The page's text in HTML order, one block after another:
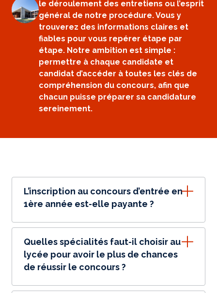
le déroulement des entretiens ou l’esprit
général de notre procédure. Vous y
trouverez des informations claires et
fiables pour vous repérer étape par
étape. Notre ambition est simple :
permettre à chaque candidate et
candidat d’accéder à toutes les clés de
compréhension du concours, afin que
chacun puisse préparer sa candidature
sereinement.
L’inscription au concours d’entrée en
1ère année est-elle payante ?
Quelles spécialités faut-il choisir au
lycée pour avoir le plus de chances
de réussir le concours ?